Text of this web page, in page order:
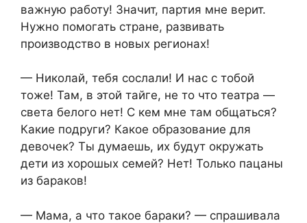
важную работу! Значит, партия мне верит.
Нужно помогать стране, развивать
производство в новых регионах!
— Николай, тебя сослали! И нас с тобой
тоже! Там, в этой тайге, не то что театра —
света белого нет! С кем мне там общаться?
Какие подруги? Какое образование для
девочек? Ты думаешь, их будут окружать
дети из хорошых семей? Нет! Только пацаны
из бараков!
— Мама, а что такое бараки? — спрашивала